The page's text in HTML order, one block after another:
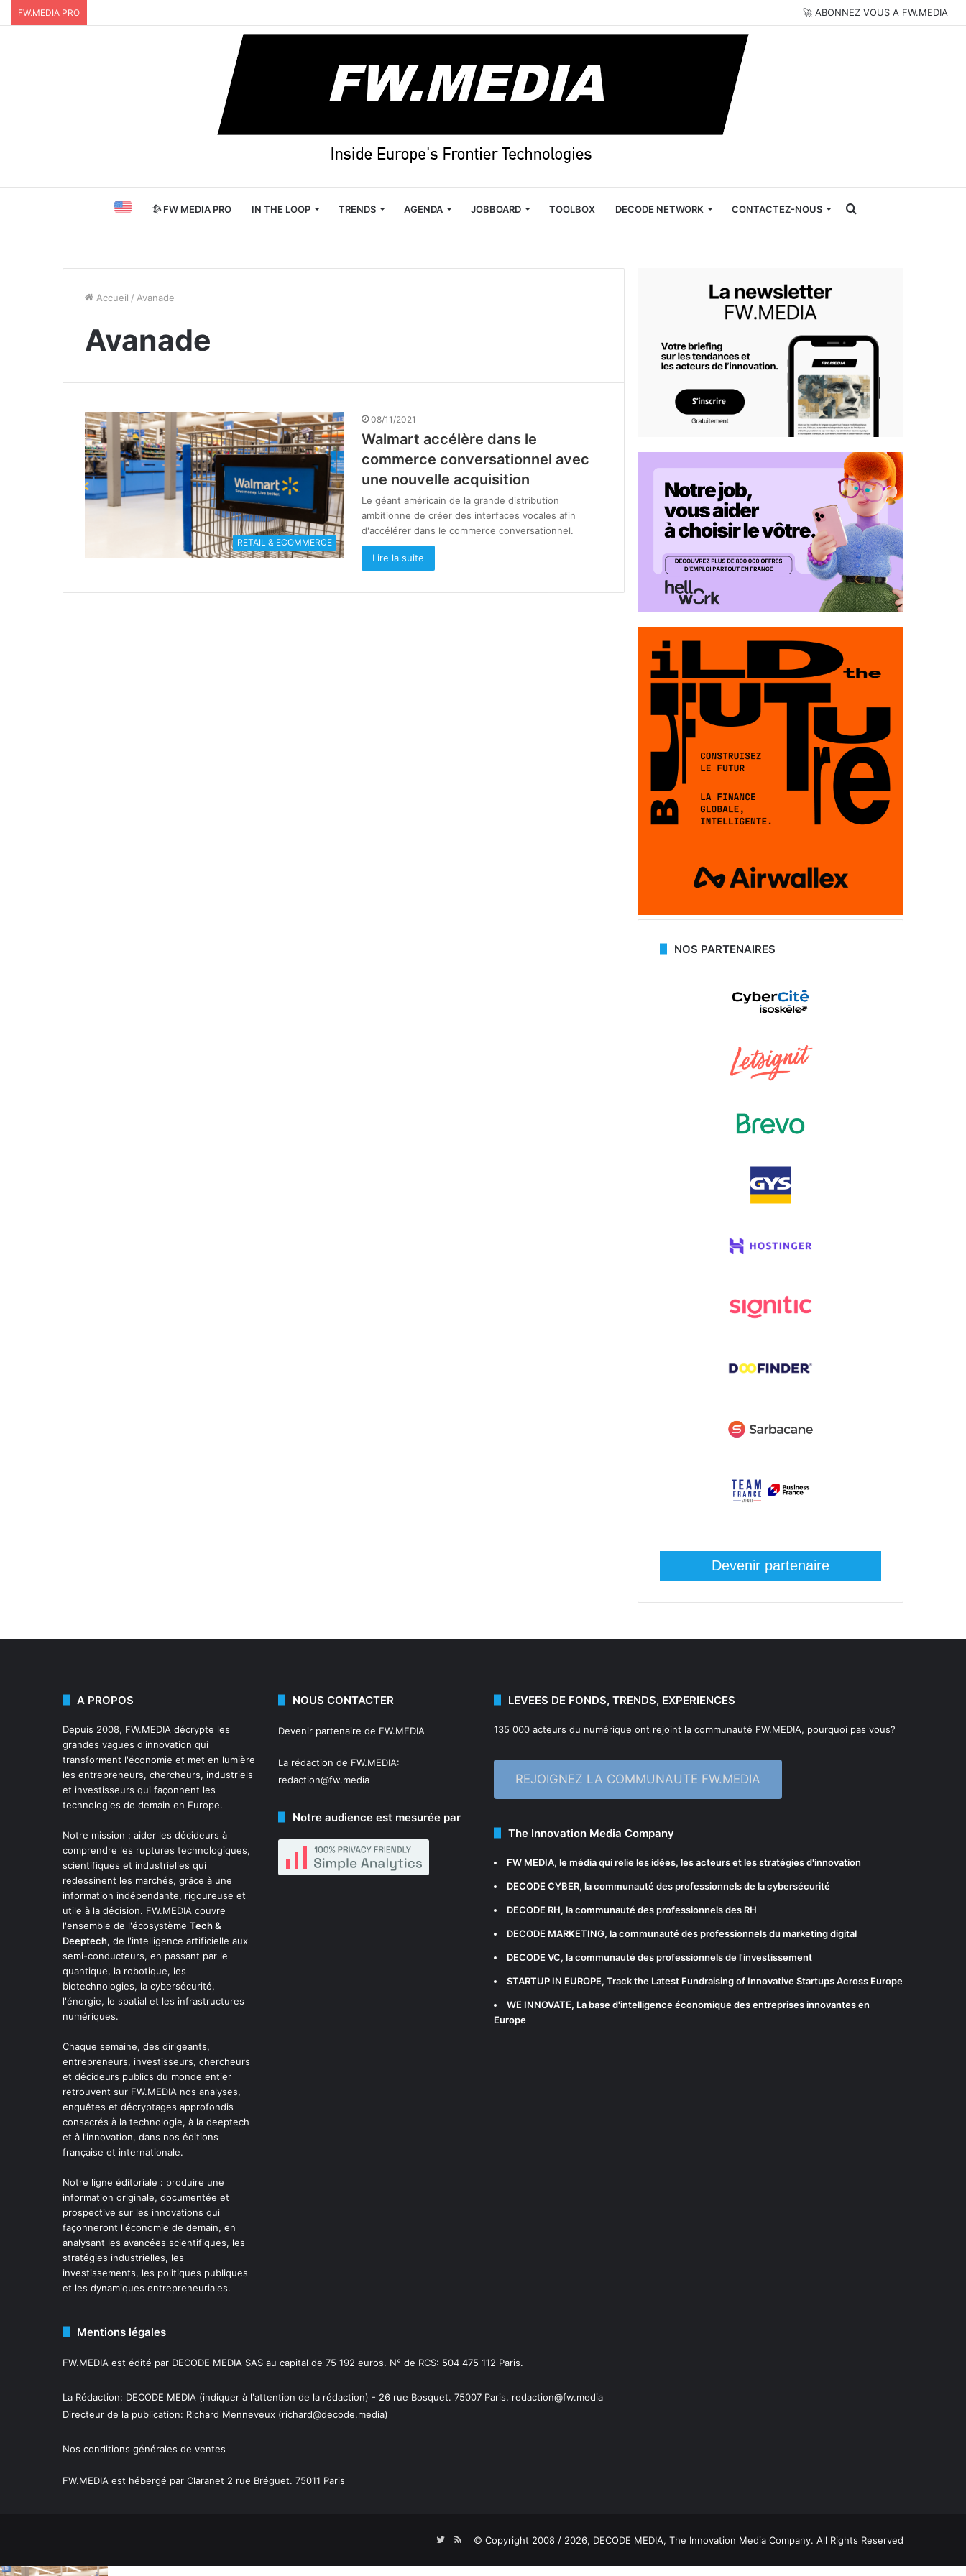
FW.MEDIA PRO 🚀 ABONNEZ VOUS A FW.MEDIA
FW MEDIA PRO IN THE LOOP TRENDS AGENDA JOBBOARD TOOLBOX DECODE NETWORK CONTACTEZ-NOUS Rechercher
Accueil / Avanade
Avanade
RETAIL & ECOMMERCE
08/11/2021
Walmart accélère dans le
commerce conversationnel avec
une nouvelle acquisition
Le géant américain de la grande distribution
ambitionne de créer des interfaces vocales afin
d'accélérer dans le commerce conversationnel.
Lire la suite
NOS PARTENAIRES
Devenir partenaire
A PROPOS
Depuis 2008, FW.MEDIA décrypte les
grandes vagues d'innovation qui
transforment l'économie et met en lumière
les entrepreneurs, chercheurs, industriels
et investisseurs qui façonnent les
technologies de demain en Europe.
Notre mission : aider les décideurs à
comprendre les ruptures technologiques,
scientifiques et industrielles qui
redessinent les marchés, grâce à une
information indépendante, rigoureuse et
utile à la décision. FW.MEDIA couvre
l'ensemble de l'écosystème Tech &
Deeptech, de l'intelligence artificielle aux
semi-conducteurs, en passant par le
quantique, la robotique, les
biotechnologies, la cybersécurité,
l'énergie, le spatial et les infrastructures
numériques.
Chaque semaine, des dirigeants,
entrepreneurs, investisseurs, chercheurs
et décideurs publics du monde entier
retrouvent sur FW.MEDIA nos analyses,
enquêtes et décryptages approfondis
consacrés à la technologie, à la deeptech
et à l’innovation, dans nos éditions
française et internationale.
Notre ligne éditoriale : produire une
information originale, documentée et
prospective sur les innovations qui
façonneront l'économie de demain, en
analysant les avancées scientifiques, les
stratégies industrielles, les
investissements, les politiques publiques
et les dynamiques entrepreneuriales.
NOUS CONTACTER
Devenir partenaire de FW.MEDIA
La rédaction de FW.MEDIA:
redaction@fw.media
Notre audience est mesurée par
LEVEES DE FONDS, TRENDS, EXPERIENCES
135 000 acteurs du numérique ont rejoint la communauté FW.MEDIA, pourquoi pas vous?
REJOIGNEZ LA COMMUNAUTE FW.MEDIA
The Innovation Media Company
FW MEDIA, le média qui relie les idées, les acteurs et les stratégies d'innovation
DECODE CYBER, la communauté des professionnels de la cybersécurité
DECODE RH, la communauté des professionnels des RH
DECODE MARKETING, la communauté des professionnels du marketing digital
DECODE VC, la communauté des professionnels de l'investissement
STARTUP IN EUROPE, Track the Latest Fundraising of Innovative Startups Across Europe
WE INNOVATE, La base d'intelligence économique des entreprises innovantes en
Europe
Mentions légales
FW.MEDIA est édité par DECODE MEDIA SAS au capital de 75 192 euros. N° de RCS: 504 475 112 Paris.
La Rédaction: DECODE MEDIA (indiquer à l'attention de la rédaction) - 26 rue Bosquet. 75007 Paris. redaction@fw.media
Directeur de la publication: Richard Menneveux (richard@decode.media)
Nos conditions générales de ventes
FW.MEDIA est hébergé par Claranet 2 rue Bréguet. 75011 Paris
© Copyright 2008 / 2026, DECODE MEDIA, The Innovation Media Company. All Rights Reserved
Twitter
RSS